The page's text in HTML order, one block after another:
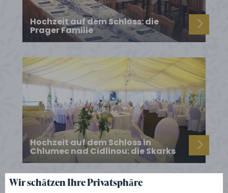
Hochzeit auf dem Schloss: die
Prager Familie
Hochzeit auf dem Schloss in
Chlumec nad Cidlinou: die Skarks
Wir schätzen Ihre Privatsphäre